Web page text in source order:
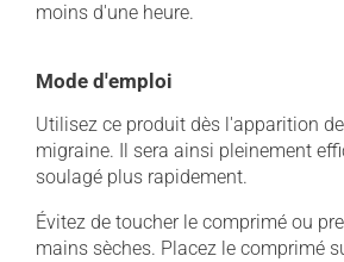
moins d'une heure.
Mode d'emploi
Utilisez ce produit dès l'apparition
migraine. Il sera ainsi pleinement
soulagé plus rapidement.
Évitez de toucher le comprimé ou
mains sèches. Placez le comprimé